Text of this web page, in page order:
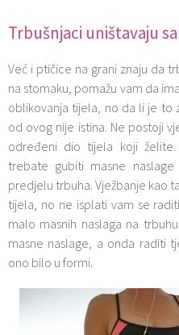
Trbušnjaci uništavaju
Već i ptičice na grani znaju da
na stomaku, pomažu vam da
oblikovanja tijela, no da li je to
od ovog nije istina. Ne postoji
određeni dio tijela koji
trebate gubiti masne
predjelu trbuha. Vježbanje kao
tijela, no ne isplati vam se
malo masnih naslaga na
masne naslage, a onda raditi
ono bilo u formi.